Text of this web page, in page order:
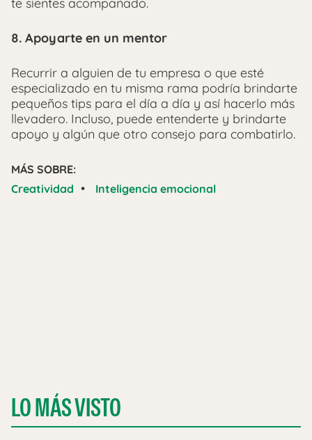
te sientes acompañado.
8. Apoyarte en un mentor
Recurrir a alguien de tu empresa o que esté
especializado en tu misma rama podría brindarte
pequeños tips para el día a día y así hacerlo más
llevadero. Incluso, puede entenderte y brindarte
apoyo y algún que otro consejo para combatirlo.
MÁS SOBRE:
Creatividad • Inteligencia emocional
LO MÁS VISTO